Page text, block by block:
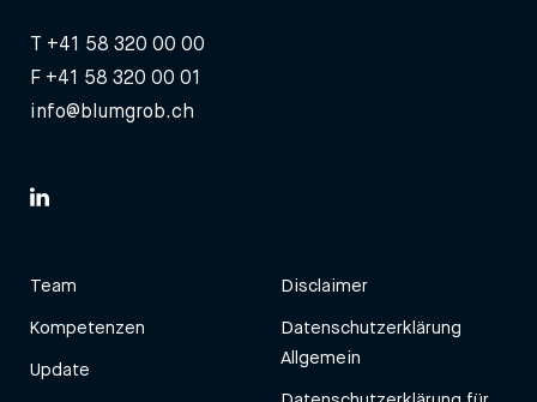
T +41 58 320 00 00
F +41 58 320 00 01
info@blumgrob.ch
Team
Kompetenzen
Update
Disclaimer
Datenschutzerklärung
Allgemein